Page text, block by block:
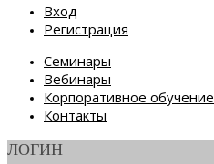
Вход
Регистрация
Семинары
Вебинары
Корпоративное обучение
Контакты
ЛОГИН